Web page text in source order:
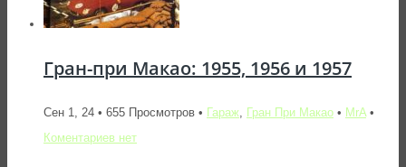
Гран-при Макао: 1955, 1956 и 1957
Сен 1, 24 • 655 Просмотров • Гараж Гран При Макао • MrA •
Коментариев нет